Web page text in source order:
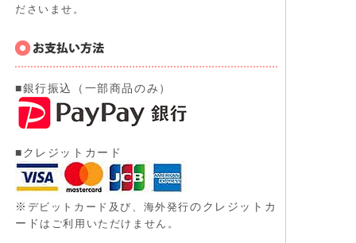
ださいませ。
■銀行振込（一部商品のみ）
■クレジットカード
※ デビットカード及び、 海外発行のクレジットカ
ード はご利用いただけません。